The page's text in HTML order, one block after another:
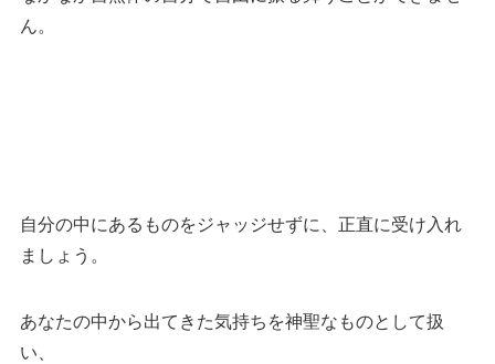
ん。
自分の中にあるものをジャッジせずに、正直に受け入れ
ましょう。
あなたの中から出てきた気持ちを神聖なものとして扱
い、